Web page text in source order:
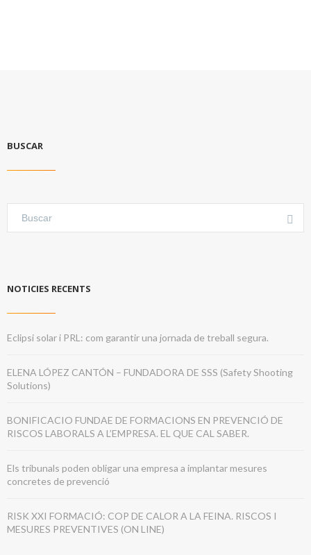
BUSCAR
NOTICIES RECENTS
Eclipsi solar i PRL: com garantir una jornada de treball segura.
ELENA LÓPEZ CANTÓN – FUNDADORA DE SSS (Safety Shooting
Solutions)
BONIFICACIO FUNDAE DE FORMACIONS EN PREVENCIÓ DE
RISCOS LABORALS A L’EMPRESA. EL QUE CAL SABER.
Els tribunals poden obligar una empresa a implantar mesures
concretes de prevenció
RISK XXI FORMACIÓ: COP DE CALOR A LA FEINA. RISCOS I
MESURES PREVENTIVES (ON LINE)